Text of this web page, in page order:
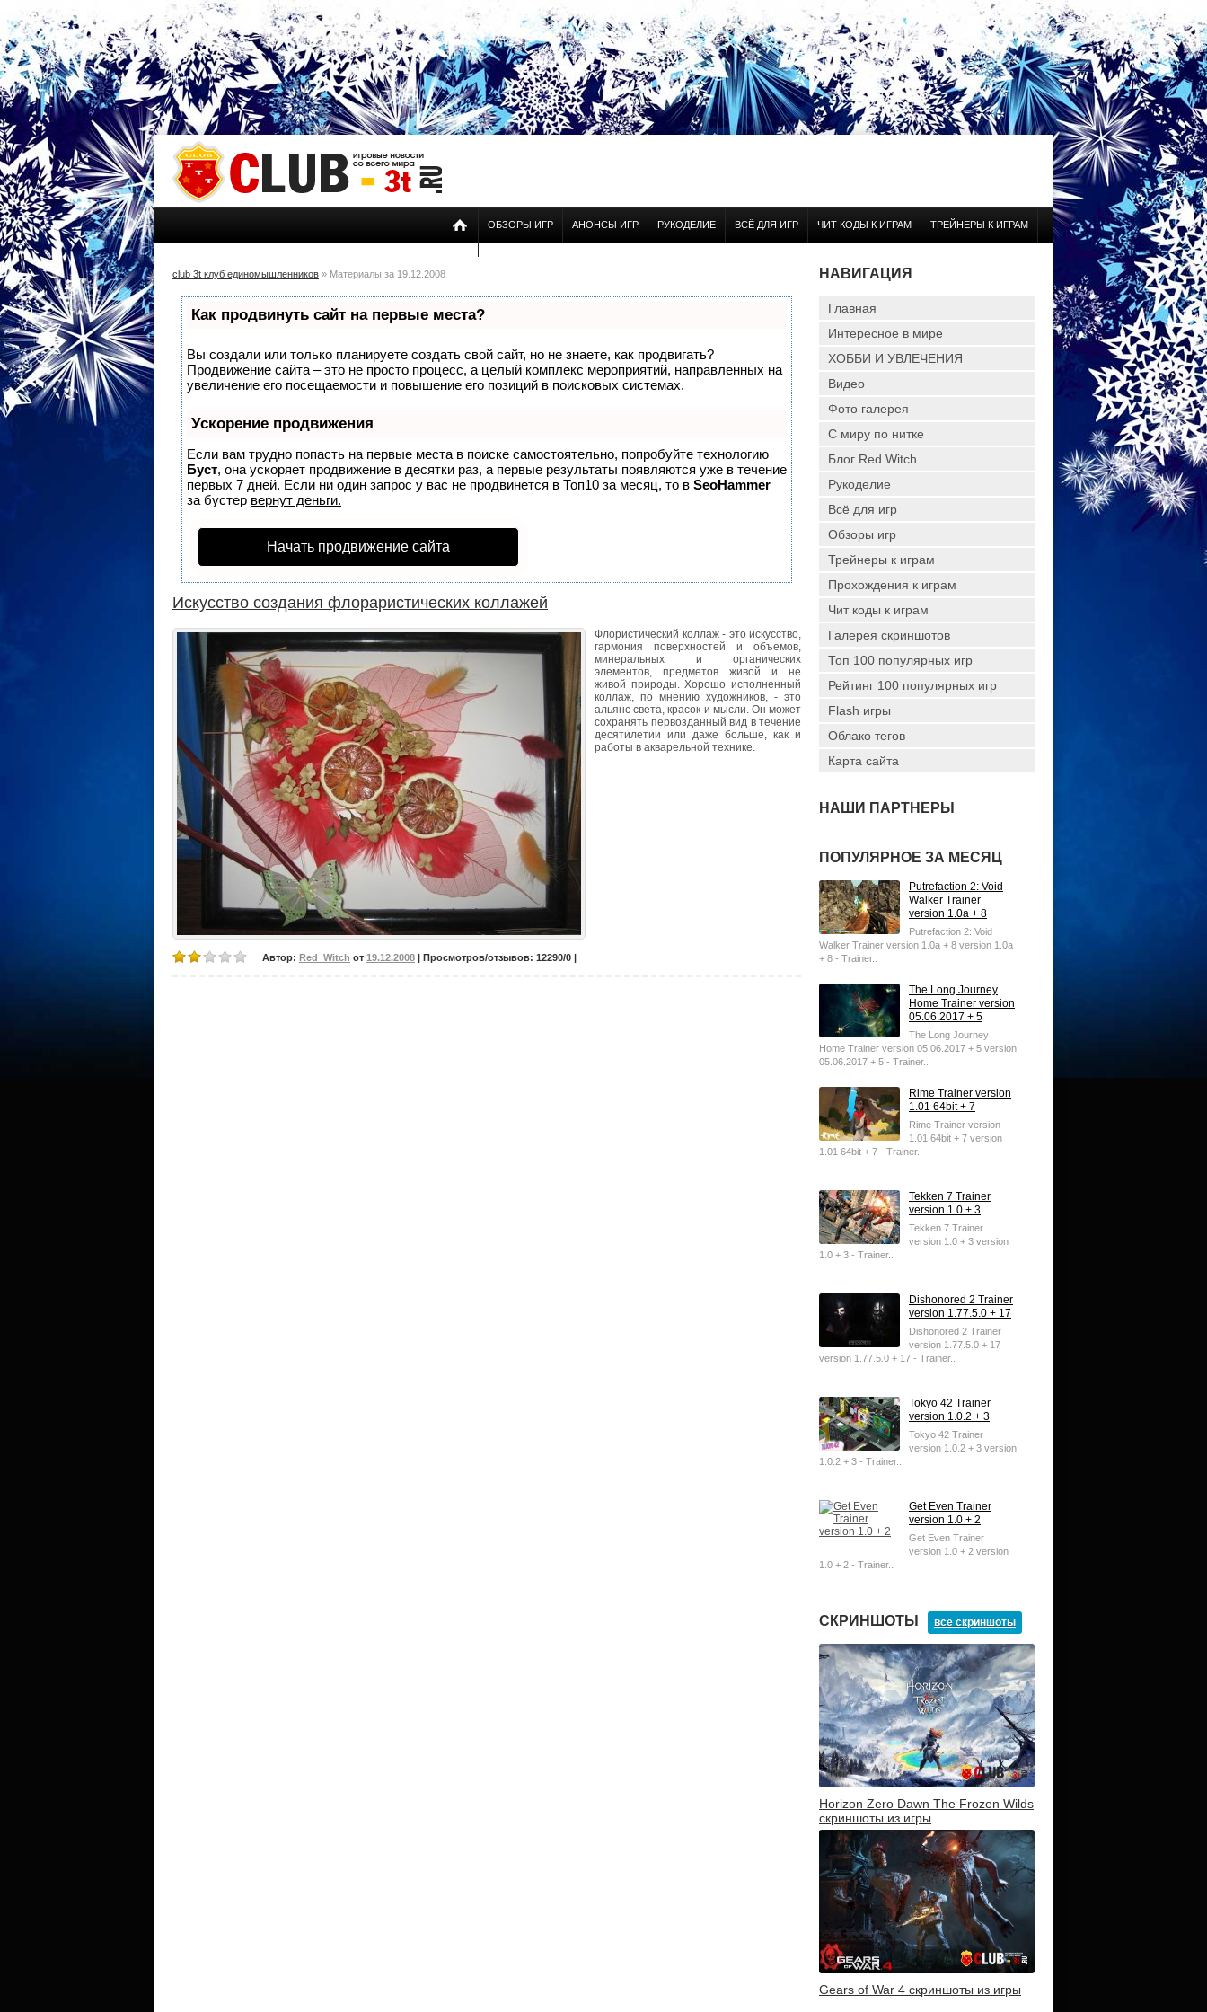
ОБЗОРЫ ИГР АНОНСЫ ИГР РУКОДЕЛИЕ ВСЁ ДЛЯ ИГР ЧИТ КОДЫ К ИГРАМ ТРЕЙНЕРЫ К ИГРАМ
club 3t клуб единомышленников » Материалы за 19.12.2008
Как продвинуть сайт на первые места?
Вы создали или только планируете создать свой сайт, но не знаете, как продвигать?
Продвижение сайта – это не просто процесс, а целый комплекс мероприятий, направленных на
увеличение его посещаемости и повышение его позиций в поисковых системах.
Ускорение продвижения
Если вам трудно попасть на первые места в поиске самостоятельно, попробуйте технологию
Буст, она ускоряет продвижение в десятки раз, а первые результаты появляются уже в течение
первых 7 дней. Если ни один запрос у вас не продвинется в Топ10 за месяц, то в SeoHammer
за бустер вернут деньги.
Начать продвижение сайта
Искусство создания флораристических коллажей
Флористический коллаж - это искусство,
гармония поверхностей и объемов,
минеральных и органических
элементов, предметов живой и не
живой природы. Хорошо исполненный
коллаж, по мнению художников, - это
альянс света, красок и мысли. Он может
сохранять первозданный вид в течение
десятилетии или даже больше, как и
работы в акварельной технике.
Автор: Red_Witch от 19.12.2008 | Просмотров/отзывов: 12290/0 |
НАВИГАЦИЯ
Главная
Интересное в мире
ХОББИ И УВЛЕЧЕНИЯ
Видео
Фото галерея
С миру по нитке
Блог Red Witch
Рукоделие
Всё для игр
Обзоры игр
Трейнеры к играм
Прохождения к играм
Чит коды к играм
Галерея скриншотов
Топ 100 популярных игр
Рейтинг 100 популярных игр
Flash игры
Облако тегов
Карта сайта
НАШИ ПАРТНЕРЫ
ПОПУЛЯРНОЕ ЗА МЕСЯЦ
Putrefaction 2: Void
Walker Trainer
version 1.0a + 8
Putrefaction 2: Void
Walker Trainer version 1.0a + 8 version 1.0a
+ 8 - Trainer..
The Long Journey
Home Trainer version
05.06.2017 + 5
The Long Journey
Home Trainer version 05.06.2017 + 5 version
05.06.2017 + 5 - Trainer..
Rime Trainer version
1.01 64bit + 7
Rime Trainer version
1.01 64bit + 7 version
1.01 64bit + 7 - Trainer..
Tekken 7 Trainer
version 1.0 + 3
Tekken 7 Trainer
version 1.0 + 3 version
1.0 + 3 - Trainer..
Dishonored 2 Trainer
version 1.77.5.0 + 17
Dishonored 2 Trainer
version 1.77.5.0 + 17
version 1.77.5.0 + 17 - Trainer..
Tokyo 42 Trainer
version 1.0.2 + 3
Tokyo 42 Trainer
version 1.0.2 + 3 version
1.0.2 + 3 - Trainer..
Get Even Trainer
version 1.0 + 2
Get Even Trainer
version 1.0 + 2 version
1.0 + 2 - Trainer..
СКРИНШОТЫ все скриншоты
Horizon Zero Dawn The Frozen Wilds
скриншоты из игры
Gears of War 4 скриншоты из игры